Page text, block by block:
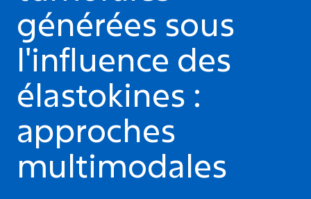
générées sous
l'influence des
élastokines :
approches
multimodales